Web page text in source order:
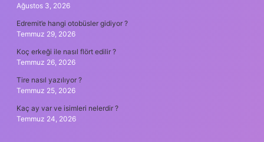
Ağustos 3, 2026
Edremit’e hangi otobüsler gidiyor ?
Temmuz 29, 2026
Koç erkeği ile nasıl flört edilir ?
Temmuz 26, 2026
Tire nasıl yazılıyor ?
Temmuz 25, 2026
Kaç ay var ve isimleri nelerdir ?
Temmuz 24, 2026